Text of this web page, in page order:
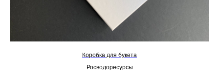
Коробка для букета
Росводоресурсы